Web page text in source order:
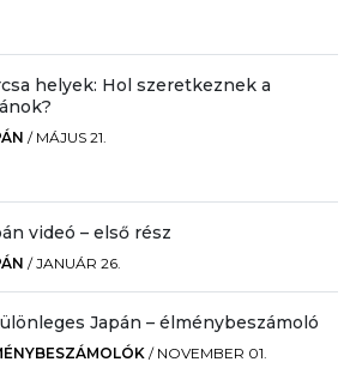
helyek: Hol szeretkeznek a
/ MÁJUS 21.
videó – első rész
/JANUÁR 26.
Japán – élménybeszámoló
/ NOVEMBER 01.